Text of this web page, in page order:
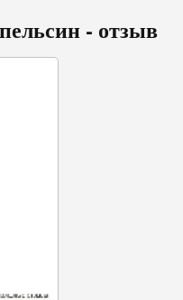
- отзыв